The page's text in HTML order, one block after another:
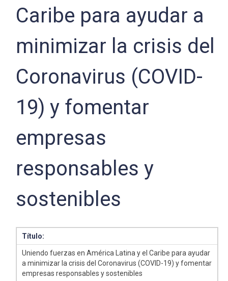
Caribe para ayudar a
minimizar la crisis del
Coronavirus (COVID-
19) y fomentar
empresas
responsables y
sostenibles
Título:
Uniendo fuerzas en América Latina y el Caribe para ayudar
a minimizar la crisis del Coronavirus (COVID-19) y fomentar
empresas responsables y sostenibles